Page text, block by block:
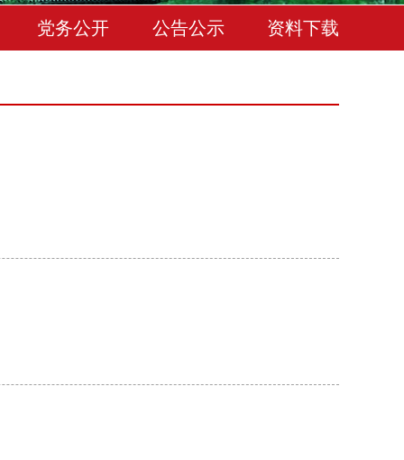
党务公开 公告公示 资料下载